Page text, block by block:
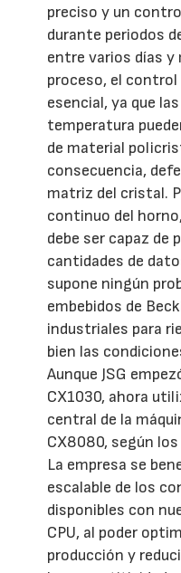
preciso y un
durante periodos
entre varios días y
proceso, el
esencial, ya que
temperatura
de material
consecuencia,
matriz del cristal.
continuo del
debe ser capaz de
cantidades de
supone ningún
embebidos de
industriales para
bien las
Aunque JSG
CX1030, ahora
central de la
CX8080, según
La empresa se
escalable de los
disponibles con
CPU, al poder
producción y